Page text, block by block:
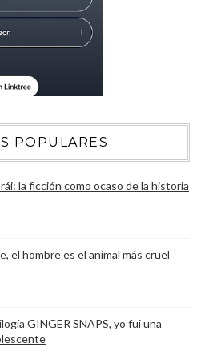
POPULARES
la ficción como ocaso de la historia
el hombre es el animal más cruel
GINGER SNAPS, yo fui una